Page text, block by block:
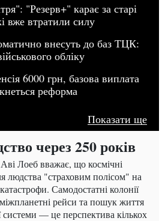
"Резерв+" карає за старі
вже втратили силу
внесуть до баз ТЦК:
обліку
6000 грн, базова виплата
реформа
Показати ще
через 250 років
Лоеб вважає, що космічні
людства "страховим полісом" на
Самодостатні колонії
рейси та пошук життя
— це перспектива кількох